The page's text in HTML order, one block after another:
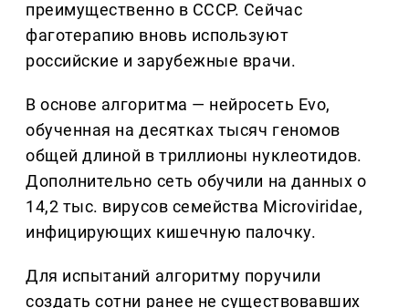
преимущественно в СССР. Сейчас
фаготерапию вновь используют
российские и зарубежные врачи.
В основе алгоритма — нейросеть Evo,
обученная на десятках тысяч геномов
общей длиной в триллионы нуклеотидов.
Дополнительно сеть обучили на данных о
14,2 тыс. вирусов семейства Microviridae,
инфицирующих кишечную палочку.
Для испытаний алгоритму поручили
создать сотни ранее не существовавших